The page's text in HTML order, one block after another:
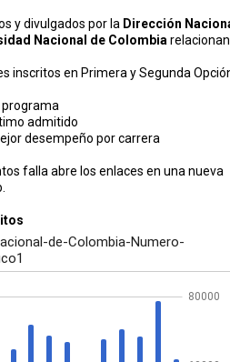
y divulgados por la Dirección
Nacional de Colombia
inscritos en Primera y Segunda
admitido
desempeño por carrera
falla abre los enlaces en una nueva